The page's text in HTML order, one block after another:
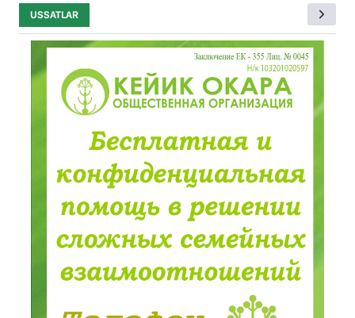
USSATLAR